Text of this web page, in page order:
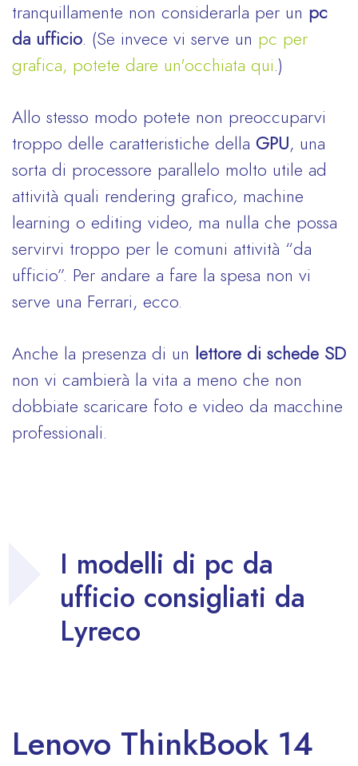
tranquillamente non considerarla per un pc
da ufficio . (Se invece vi serve un pc per
grafica, potete dare un'occhiata qui .)
Allo stesso modo potete non preoccuparvi
troppo delle caratteristiche della GPU, una
sorta di processore parallelo molto utile ad
attività quali rendering grafico, machine
learning o editing video, ma nulla che possa
servirvi troppo per le comuni attività “da
ufficio”. Per andare a fare la spesa non vi
serve una Ferrari, ecco.
Anche la presenza di un
lettore di schede SD
non vi cambierà la vita a meno che non
dobbiate scaricare foto e video da macchine
professionali.
I modelli di pc da
ufficio consigliati da
Lyreco
Lenovo ThinkBook 14